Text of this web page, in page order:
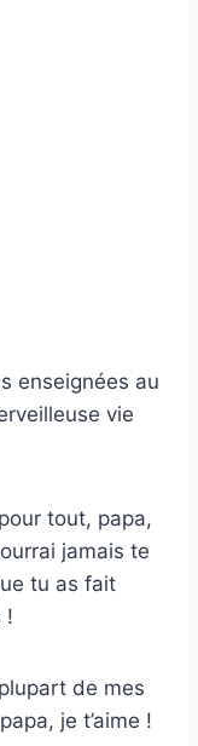
enseignées au
vie
tout, papa,
jamais te
tu as fait
!
de mes
je t’aime !